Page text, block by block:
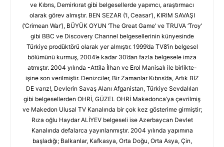
ve Kıbrıs, Demirkırat gibi belgesellerde yapımcı, araştırmacı
olarak görev almıştır. BEN SEZAR (‘I, Ceasar’), KIRIM SAVAŞI
(‘Crimean War’), BÜYÜK OYUN ‘The Great Game’ ve TRUVA ‘Troy’
gibi BBC ve Discovery Channel belgesellerinin künyesinde
Türkiye prodüktörü olarak yer almıştır. 1999’da TV8’in belgesel
bölümünü kurmuş, 2004’e kadar 30’dan fazla belgesele imza
atmıştır. 2004 yılında -Attila İlhan ve Erol Manisalı ile birlikte-
işine son verilmiştir. Denizciler, Bir Zamanlar Kıbrıs’da, Artık BİZ
DE varız!, Devlerin Savaş Alanı Afganistan, Türkiye Sevdalıları
gibi belgesellerden OHRİ, GÜZEL OHRİ Makedonca’ya çevrilmiş
ve Makedon Ulusal TV Kanalında bir çok kez gösterime girmiştir;
Rıza oğlu Haydar ALİYEV belgeseli ise Azerbaycan Devlet
Kanalında defalarca yayınlanmıştır. 2004 yılında yapımına
başladığı; Balkanlar, Kafkasya, Orta Doğu, Orta Asya, Çin,